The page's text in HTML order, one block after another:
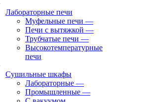
Лабораторные печи
Муфельные печи —
Печи с вытяжкой —
Трубчатые печи —
Высокотемпературные
печи
Сушильные шкафы
Лабораторные —
Промышленные —